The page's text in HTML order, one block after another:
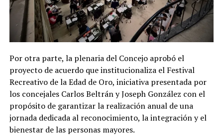
Por otra parte, la plenaria del Concejo aprobó el
proyecto de acuerdo que institucionaliza el Festival
Recreativo de la Edad de Oro, iniciativa presentada por
los concejales Carlos Beltrán y Joseph González con el
propósito de garantizar la realización anual de una
jornada dedicada al reconocimiento, la integración y el
bienestar de las personas mayores.